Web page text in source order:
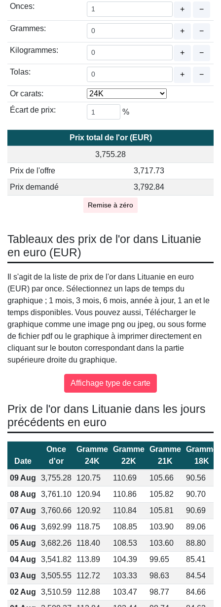
Onces:
+ −
Grammes: + −
Kilogrammes: + −
Tolas: + −
Or carats:
Écart de prix:
%
Prix total de l'or (EUR)
3,755.28
Prix de l'offre
3,717.73
Prix demandé
3,792.84
Remise à zéro
Tableaux des prix de l'or dans Lituanie
en euro (EUR)
Il s'agit de la liste de prix de l'or dans Lituanie en euro
(EUR) par once. Sélectionnez un laps de temps du
graphique ; 1 mois, 3 mois, 6 mois, année à jour, 1 an et le
temps disponibles. Vous pouvez aussi, Télécharger le
graphique comme une image png ou jpeg, ou sous forme
de fichier pdf ou le graphique à imprimer directement en
cliquant sur le bouton correspondant dans la partie
supérieure droite du graphique.
Prix de l'or dans Lituanie dans les jours
précédents en euro
Date
Once
d'or
Gramme
24K
Gramme
22K
Gramme
21K
Gramme
18K
09 Aug
3,755.28 120.75 110.69 105.66
90.56
08 Aug
3,761.10 120.94 110.86 105.82
90.70
07 Aug
3,760.66 120.92 110.84 105.81
90.69
06 Aug
3,692.99 118.75 108.85 103.90
89.06
05 Aug
3,682.26 118.40 108.53 103.60
88.80
04 Aug
3,541.82 113.89 104.39 99.65
85.41
03 Aug
3,505.55 112.72 103.33 98.63
84.54
02 Aug
3,510.59 112.88 103.47 98.77
84.66